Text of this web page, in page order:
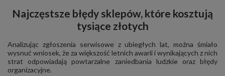
Najczęstsze błędy sklepów, które kosztują
tysiące złotych
Analizując zgłoszenia serwisowe z ubiegłych lat, można śmiało
wysnuć wniosek, że za większość letnich awarii i wynikających z nich
strat odpowiadają powtarzalne zaniedbania ludzkie oraz błędy
organizacyjne.